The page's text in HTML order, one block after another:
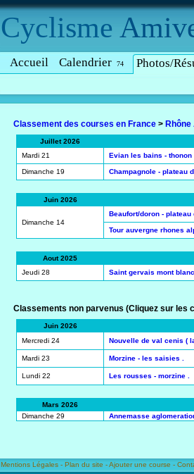
Cyclisme
Accueil Calendrier 74 Photos/
Classement des courses en France >
Juillet 2026
Mardi 21
Evian les bains -
Dimanche 19 Champagnole - plateau
Juin 2026
Dimanche 14
Beaufort/doron -
Tour auvergne rhones
Aout 2025
Jeudi 28
Saint gervais mont
Classements non parvenus (Cliquez sur
Juin 2026
Mercredi 24
Nouvelle de val cenis (
Mardi 23 Morzine - les saisies .
Lundi 22 Les rousses - morzine .
Mars 2026
Dimanche 29
Annemasse
Mentions Légales - Plan du site -Ajouter une course -